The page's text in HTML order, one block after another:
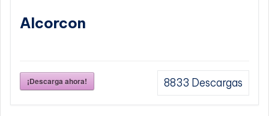
Alcorcon
¡Descarga ahora! 8833 Descargas